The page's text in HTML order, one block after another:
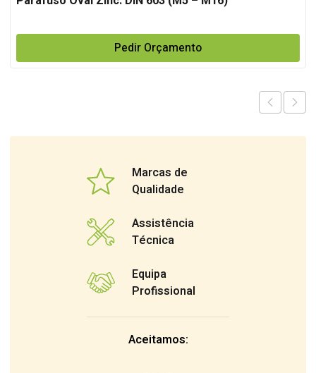
Pedir Orçamento
Marcas de
Qualidade
Assistência
Técnica
Equipa
Profissional
Aceitamos: